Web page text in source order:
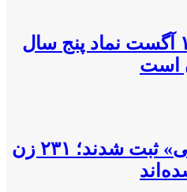
شبکه حرکت زنان: ۱۵ آگست نماد پنج سال
است
قتل‌هایی که «خودکشی» ثبت شدند؛ ۲۳۱ زن